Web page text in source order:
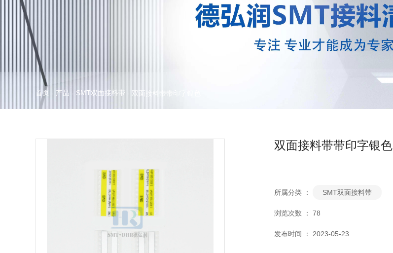
首页 - 产品 - SMT双面接料带 - 双面接料带带印字银色
双面接料带带印字银色
所属分类 ： SMT双面接料带
浏览次数 ： 78
发布时间 ： 2023-05-23